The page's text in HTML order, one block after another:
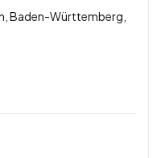
Baden-Württemberg,